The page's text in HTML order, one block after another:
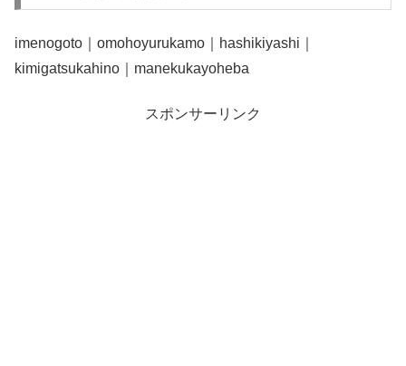
imenogoto｜omohoyurukamo｜hashikiyashi｜
kimigatsukahino｜manekukayoheba
スポンサーリンク